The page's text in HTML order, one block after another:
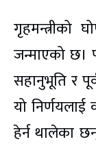
गृहमन्त्रीको
जन्माएको छ।
सहानुभूति र
यो
हेर्न थालेका